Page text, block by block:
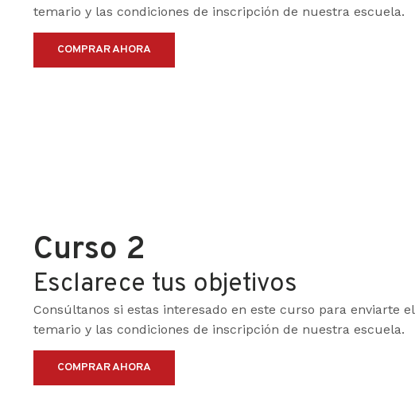
temario y las condiciones de inscripción de nuestra escuela.
COMPRAR AHORA
Curso 2
Esclarece tus objetivos
Consúltanos si estas interesado en este curso para enviarte el
temario y las condiciones de inscripción de nuestra escuela.
COMPRAR AHORA